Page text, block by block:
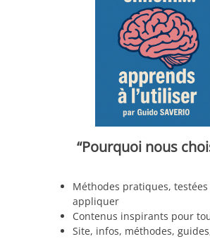
“Pourquoi nous
Méthodes pratiques,
appliquer
Contenus inspirants pour
Site, infos, méthodes,